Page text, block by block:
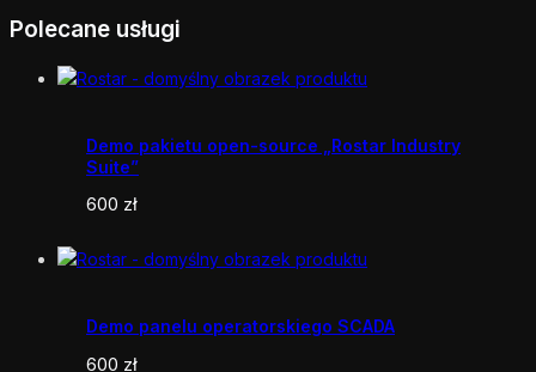
Polecane usługi
Demo pakietu open-source „Rostar Industry
Suite”
600 zł
Demo panelu operatorskiego SCADA
600 zł